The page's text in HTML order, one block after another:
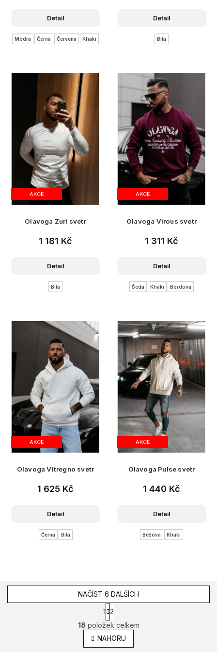
Detail
Modrá Černá Červená Khaki
Detail
Bílá
AKCE
Olavoga Zuri svetr
1 181 Kč
Detail
Bílá
AKCE
Olavoga Virous svetr
1 311 Kč
Detail
Šedá Khaki Bordová
AKCE
Olavoga Vitregno svetr
1 625 Kč
Detail
Černá Bílá
AKCE
Olavoga Pulse svetr
1 440 Kč
Detail
Béžová Khaki
O
v
l
á
NAČÍST 6 DALŠÍCH
S
t
r
á
n
1 2
18 položek celkem
NAHORU